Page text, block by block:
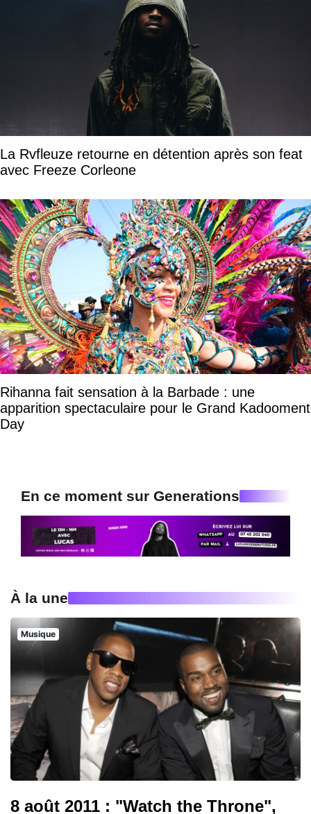
La Rvfleuze retourne en détention après son feat
avec Freeze Corleone
Rihanna fait sensation à la Barbade : une
apparition spectaculaire pour le Grand Kadooment
Day
En ce moment sur Generations
À la une
Musique
8 août 2011 : "Watch the Throne",